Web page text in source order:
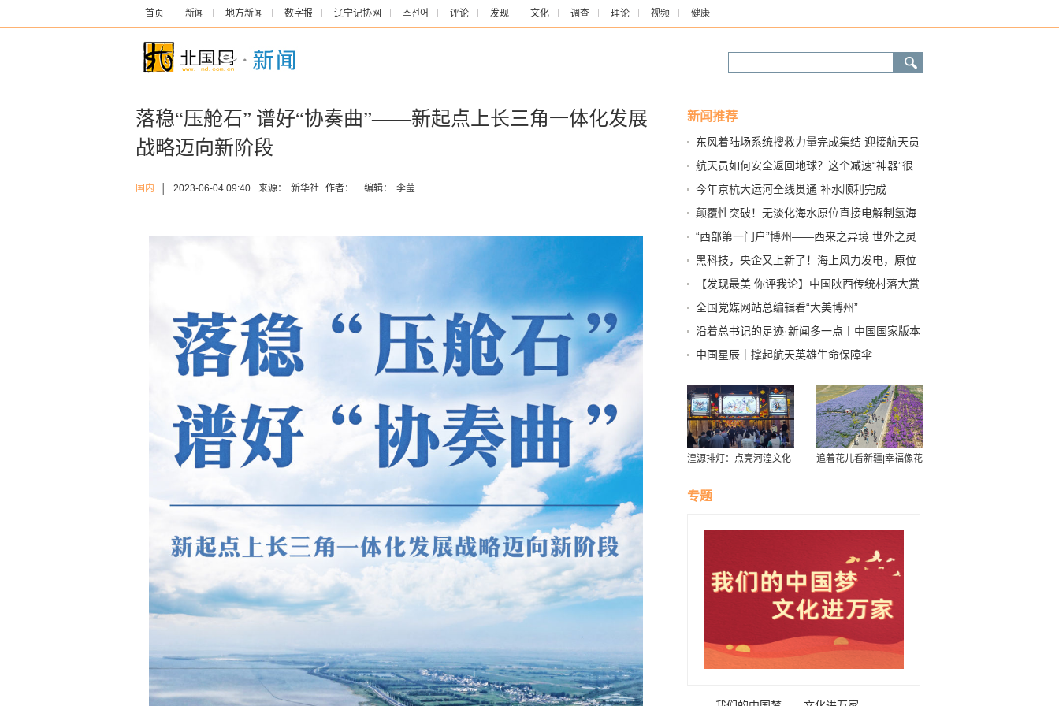
首页 新闻 地方新闻 数字报 辽宁记协网 조선어 评论 发现 文化 调查 理论 视频 健康
落稳“压舱石” 谱好“协奏曲”——新起点上长三角一体化发展
战略迈向新阶段
国内 2023-06-04 09:40 来源： 新华社 作者： 编辑： 李莹
新闻推荐
东风着陆场系统搜救力量完成集结 迎接航天员
回家
航天员如何安全返回地球？这个减速“神器”很
关键
今年京杭大运河全线贯通 补水顺利完成
颠覆性突破！无淡化海水原位直接电解制氢海
试成功 关键设备国产化
“西部第一门户”博州——西来之异境 世外之灵
壤
黑科技，央企又上新了！海上风力发电，原位
电解制氢！
【发现最美 你评我论】中国陕西传统村落大赏
| 一村一落皆风景 “绿美乡村”入画来！
全国党媒网站总编辑看“大美博州”
沿着总书记的足迹·新闻多一点丨中国国家版本
馆：赓续中华文脉的种子库
中国星辰｜撑起航天英雄生命保障伞
湟源排灯：点亮河湟文化
追着花儿看新疆|幸福像花
专题